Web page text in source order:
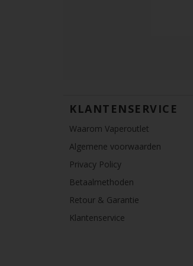
KLANTENSERVICE
Waarom Vaperoutlet
Algemene voorwaarden
Privacy Policy
Betaalmethoden
Retour & Garantie
Klantenservice